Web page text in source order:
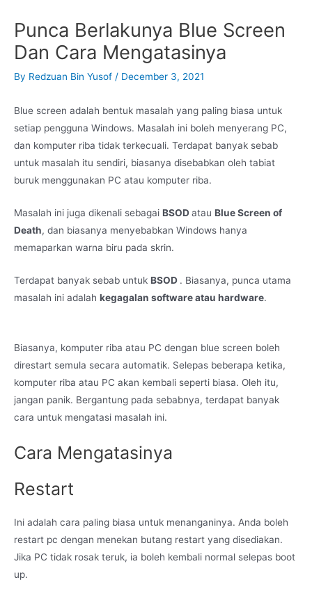
Punca Berlakunya Blue Screen
Dan Cara Mengatasinya
By Redzuan Bin Yusof / December 3, 2021
Blue screen adalah bentuk masalah yang paling biasa untuk
setiap pengguna Windows. Masalah ini boleh menyerang PC,
dan komputer riba tidak terkecuali. Terdapat banyak sebab
untuk masalah itu sendiri, biasanya disebabkan oleh tabiat
buruk menggunakan PC atau komputer riba.
Masalah ini juga dikenali sebagai BSODatau Blue Screen of
Death, dan biasanya menyebabkan Windows hanya
memaparkan warna biru pada skrin.
Terdapat banyak sebab untuk BSOD . Biasanya, punca utama
masalah ini adalah kegagalan software atau hardware.
Biasanya, komputer riba atau PC dengan blue screen boleh
direstart semula secara automatik. Selepas beberapa ketika,
komputer riba atau PC akan kembali seperti biasa. Oleh itu,
jangan panik. Bergantung pada sebabnya, terdapat banyak
cara untuk mengatasi masalah ini.
Cara Mengatasinya
Restart
Ini adalah cara paling biasa untuk menanganinya. Anda boleh
restart pc dengan menekan butang restart yang disediakan.
Jika PC tidak rosak teruk, ia boleh kembali normal selepas boot
up.